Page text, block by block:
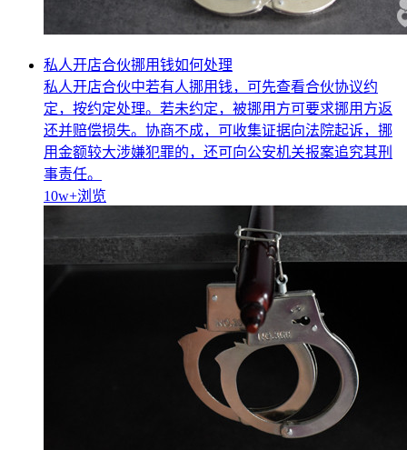
私人开店合伙挪用钱如何处理
私人开店合伙中若有人挪用钱，可先查看合伙协议约
定，按约定处理。若未约定，被挪用方可要求挪用方返
还并赔偿损失。协商不成，可收集证据向法院起诉，挪
用金额较大涉嫌犯罪的，还可向公安机关报案追究其刑
事责任。
10w+浏览